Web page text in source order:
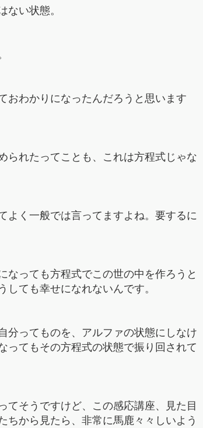
ない状態。
おわかりになったんだろうと思います
られたってことも、これは方程式じゃな
よく一般では言ってますよね。要するに
なっても方程式でこの世の中を作ろうと
ても幸せになれないんです。
分ってものを、アルファの状態にしなけ
ってもその方程式の状態で振り回されて
てそうですけど、この感応講座、見た目
ちから見たら、非常に馬鹿々々しいよう